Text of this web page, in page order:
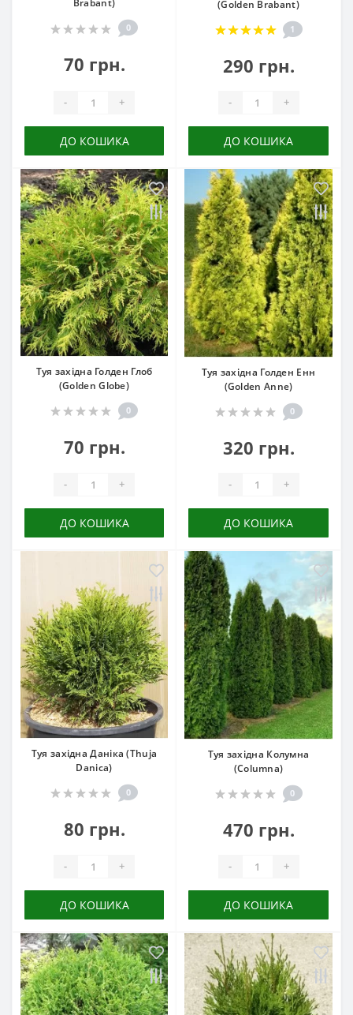
Brabant)
0
70 грн.
- +
ДО КОШИКА
(Golden Brabant)
1
290 грн.
- +
ДО КОШИКА
Туя західна Голден Глоб
(Golden Globe)
0
70 грн.
- +
ДО КОШИКА
Туя західна Голден Енн
(Golden Anne)
0
320 грн.
- +
ДО КОШИКА
Туя західна Даніка (Thuja
Danica)
0
80 грн.
- +
ДО КОШИКА
Туя західна Колумна
(Columna)
0
470 грн.
- +
ДО КОШИКА